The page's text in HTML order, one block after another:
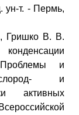
ун-т. - Пермь,
Гришко В. В.
конденсации
Проблемы и
и
активных